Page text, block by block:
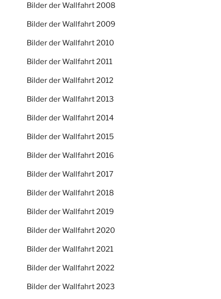
Bilder der Wallfahrt 2008
Bilder der Wallfahrt 2009
Bilder der Wallfahrt 2010
Bilder der Wallfahrt 2011
Bilder der Wallfahrt 2012
Bilder der Wallfahrt 2013
Bilder der Wallfahrt 2014
Bilder der Wallfahrt 2015
Bilder der Wallfahrt 2016
Bilder der Wallfahrt 2017
Bilder der Wallfahrt 2018
Bilder der Wallfahrt 2019
Bilder der Wallfahrt 2020
Bilder der Wallfahrt 2021
Bilder der Wallfahrt 2022
Bilder der Wallfahrt 2023